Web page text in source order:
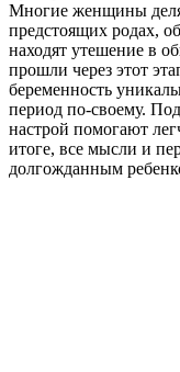
Многие женщины
предстоящих родах,
находят утешение в
прошли через этот
беременность
период по-своему.
настрой помогают
итоге, все мысли и
долгожданным